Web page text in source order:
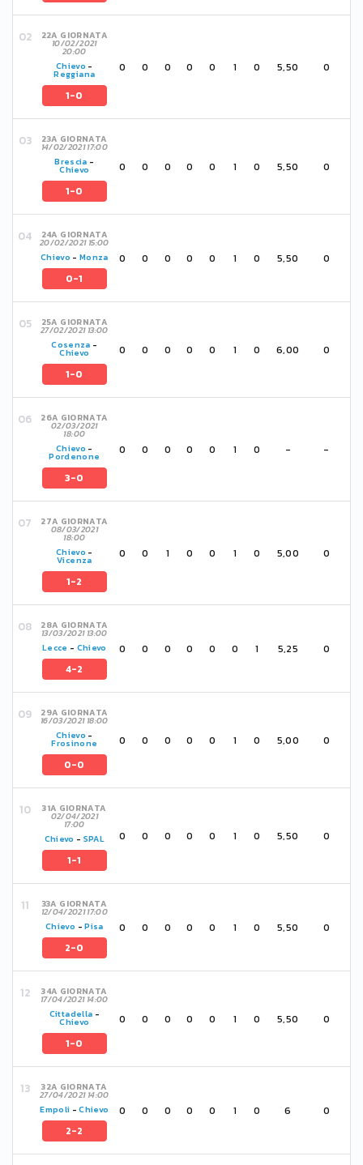
22A GIORNATA
10/02/2021
20:00
Chievo -
Reggiana
1-0
0 0 0 0 0 1 0 5,50 0
23A GIORNATA
14/02/2021 17:00
Brescia -
Chievo
1-0
0 0 0 0 0 1 0 5,50 0
24A GIORNATA
20/02/2021 15:00
Chievo -Monza
0-1
0 0 0 0 0 1 0 5,50 0
25A GIORNATA
27/02/2021 13:00
Cosenza -
Chievo
1-0
0 0 0 0 0 1 0 6,00 0
26A GIORNATA
02/03/2021
18:00
Chievo -
Pordenone
3-0
0 0 0 0 0 1 0 - -
27A GIORNATA
08/03/2021
18:00
Chievo -
Vicenza
1-2
0 0 1 0 0 1 0 5,00 0
28A GIORNATA
13/03/2021 13:00
Lecce - Chievo
4-2
0 0 0 0 0 0 1 5,25 0
29A GIORNATA
16/03/2021 18:00
Chievo -
Frosinone
0-0
0 0 0 0 0 1 0 5,00 0
31A GIORNATA
02/04/2021
17:00
Chievo - SPAL
1-1
0 0 0 0 0 1 0 5,50 0
33A GIORNATA
12/04/2021 17:00
Chievo -Pisa
2-0
0 0 0 0 0 1 0 5,50 0
34A GIORNATA
17/04/2021 14:00
Cittadella -
Chievo
1-0
0 0 0 0 0 1 0 5,50 0
32A GIORNATA
27/04/2021 14:00
Empoli -Chievo
2-2
0 0 0 0 0 1 0 6 0